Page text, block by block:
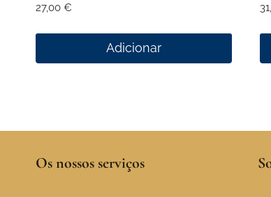
27,00 €
Adicionar
Os nossos serviços